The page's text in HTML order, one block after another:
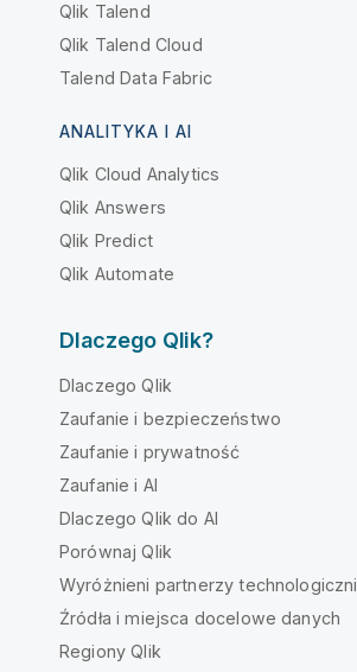
Qlik Talend
Qlik Talend Cloud
Talend Data Fabric
ANALITYKA I AI
Qlik Cloud Analytics
Qlik Answers
Qlik Predict
Qlik Automate
Dlaczego Qlik?
Dlaczego Qlik
Zaufanie i bezpieczeństwo
Zaufanie i prywatność
Zaufanie i AI
Dlaczego Qlik do AI
Porównaj Qlik
Wyróżnieni partnerzy technologiczni
Źródła i miejsca docelowe danych
Regiony Qlik